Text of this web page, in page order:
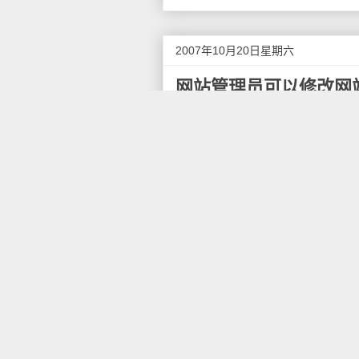
2007年10月20日星期六
网站管理员可以修改网